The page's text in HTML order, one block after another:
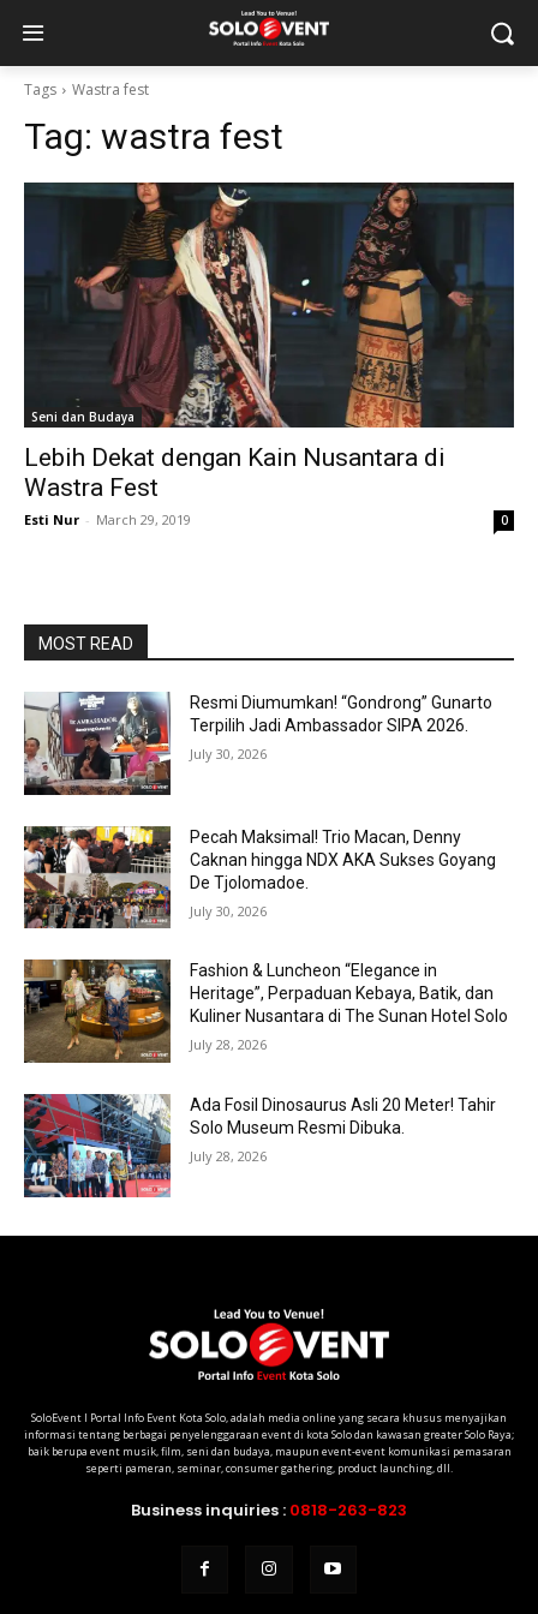
Tags Wastra fest
Tag: wastra fest
Seni dan Budaya
Lebih Dekat dengan Kain Nusantara di
Wastra Fest
Esti Nur - March 29, 2019 0
MOST READ
Resmi Diumumkan! “Gondrong” Gunarto
Terpilih Jadi Ambassador SIPA 2026.
July 30, 2026
Pecah Maksimal! Trio Macan, Denny
Caknan hingga NDX AKA Sukses Goyang
De Tjolomadoe.
July 30, 2026
Fashion & Luncheon “Elegance in
Heritage”, Perpaduan Kebaya, Batik, dan
Kuliner Nusantara di The Sunan Hotel Solo
July 28, 2026
Ada Fosil Dinosaurus Asli 20 Meter! Tahir
Solo Museum Resmi Dibuka.
July 28, 2026
SoloEvent I Portal Info Event Kota Solo, adalah media online yang secara khusus menyajikan
informasi tentang berbagai penyelenggaraan event di kota Solo dan kawasan greater Solo Raya;
baik berupa event musik, film, seni dan budaya, maupun event-event komunikasi pemasaran
seperti pameran, seminar, consumer gathering, product launching, dll.
Business inquiries : 0818-263-823